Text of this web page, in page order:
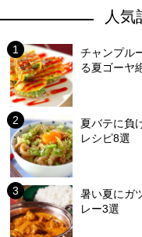
人気
チャンプル
る夏ゴーヤ
夏バテに負
レシピ8選
暑い夏にガ
レー3選